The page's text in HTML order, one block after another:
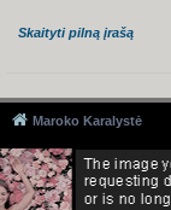
Skaityti pilną įrašą
Maroko Karalystė